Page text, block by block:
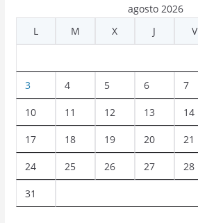
agosto 2026
L
M X J V
3 4 5 6 7
10 11 12 13 14
17 18 19 20 21
24 25 26 27 28
31